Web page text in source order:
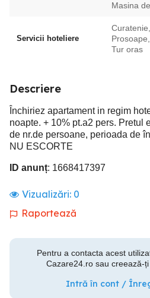
Masina
Servicii hoteliere
Tur oras
Descriere
Închiriez apartament in regim
noapte. + 10% pt.a2 pers. Pretul
de nr.de persoane, perioada de
NU ESCORTE
ID anunț: 1668417397
Vizualizări: 0
Raportează
Pentru a contacta acest
Cazare24.ro sau creează-
Intră în cont /